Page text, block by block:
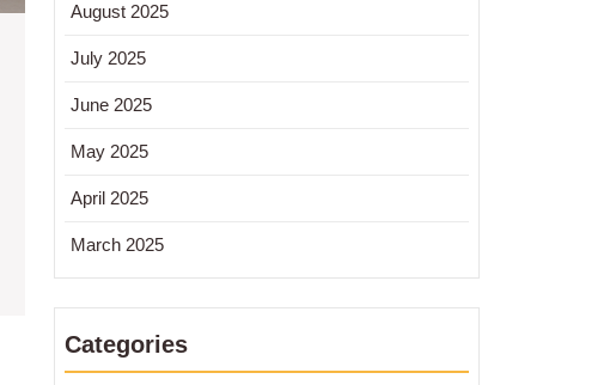
August 2025
July 2025
June 2025
May 2025
April 2025
March 2025
Categories